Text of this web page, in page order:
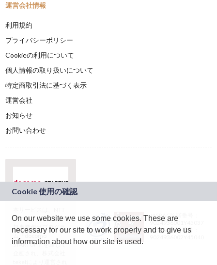
運営会社情報
利用規約
プライバシーポリシー
Cookieの利用について
個人情報の取り扱いについて
特定商取引法に基づく表示
運営会社
お知らせ
お問い合わせ
ドコモグループの新
規事業創出プログラ
ム「docomo
STARTUP」を通じて
JASRAC許諾番号：
9024936001Y45037
JASRAC許諾番号：
On our website we use some cookies. These are
necessary for our site to work properly and to give us
information about how our site is used.